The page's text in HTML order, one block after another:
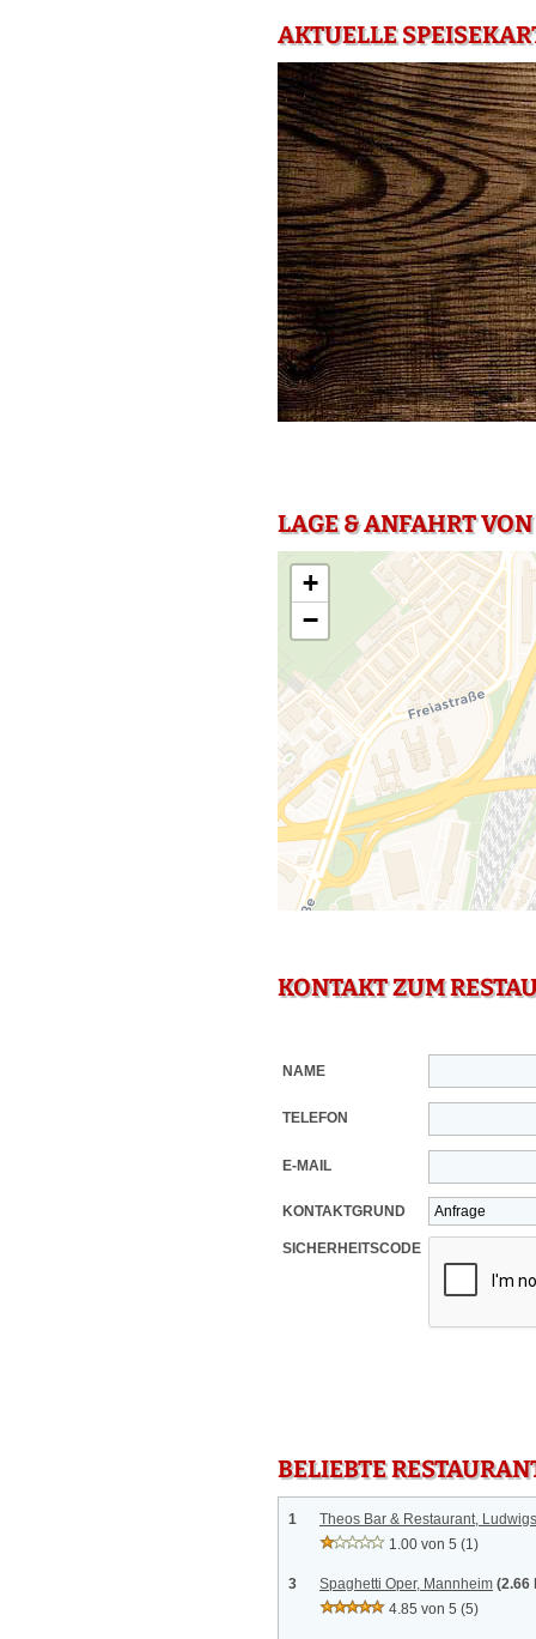
AKTUELLE
LAGE & ANFAHRT
+
−
KONTAKT ZUM
NAME
TELEFON
E-MAIL
KONTAKTGRUND
SICHERHEITSCODE
BELIEBTE
1
Theos Bar & Restaurant,
1.00 von 5 (1)
3 Spaghetti Oper, Mannheim (2.66
4.85 von 5 (5)